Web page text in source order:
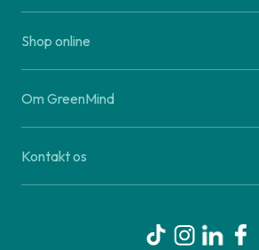
Shop online
Om GreenMind
Kontakt os